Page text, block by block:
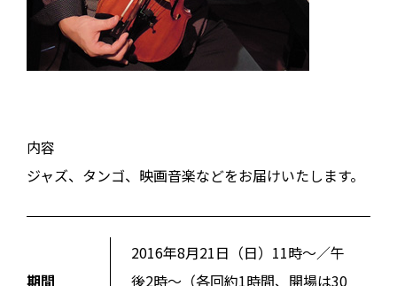
内容
ジャズ、タンゴ、映画音楽などをお届けいたします。
期間
2016年8月21日（日）11時〜／午
後2時〜（各回約1時間、開場は30